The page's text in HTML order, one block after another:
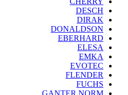
DESCH
DIRAK
DONALDSON
EBERHARD
ELESA
EMKA
EVOTEC
FLENDER
FUCHS
GANTER NORM